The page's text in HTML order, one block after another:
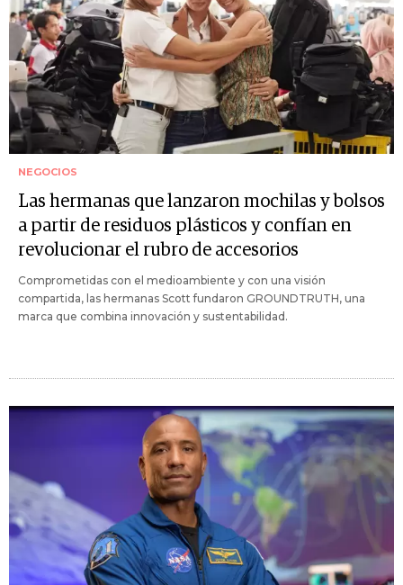
NEGOCIOS
Las hermanas que lanzaron mochilas y bolsos
a partir de residuos plásticos y confían en
revolucionar el rubro de accesorios
Comprometidas con el medioambiente y con una visión
compartida, las hermanas Scott fundaron GROUNDTRUTH, una
marca que combina innovación y sustentabilidad.